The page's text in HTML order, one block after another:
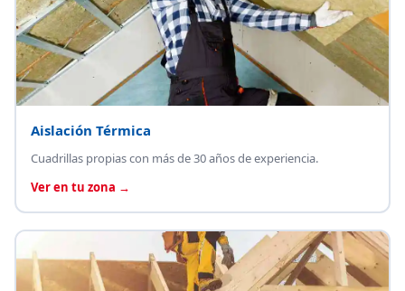
Aislación Térmica
Cuadrillas propias con más de 30 años de experiencia.
Ver en tu zona →